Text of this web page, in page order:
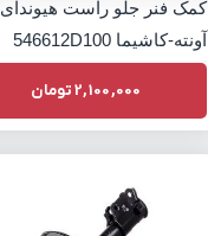
کمک فنر جلو راست هیوندای
آونته-کاشیما 546612D100
2,100,000تومان